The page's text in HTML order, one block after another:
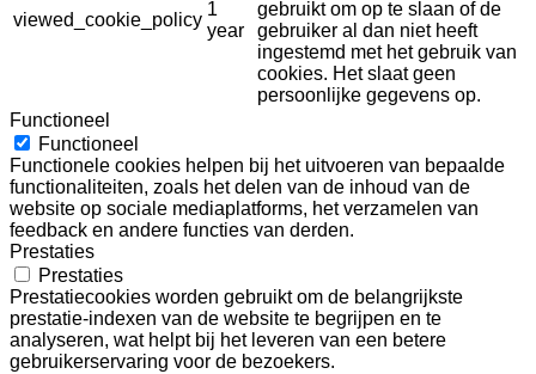
viewed_cookie_policy
1
year
gebruikt om op te slaan of de
gebruiker al dan niet heeft
ingestemd met het gebruik van
cookies. Het slaat geen
persoonlijke gegevens op.
Functioneel
Functioneel
Functionele cookies helpen bij het uitvoeren van bepaalde
functionaliteiten, zoals het delen van de inhoud van de
website op sociale mediaplatforms, het verzamelen van
feedback en andere functies van derden.
Prestaties
Prestaties
Prestatiecookies worden gebruikt om de belangrijkste
prestatie-indexen van de website te begrijpen en te
analyseren, wat helpt bij het leveren van een betere
gebruikerservaring voor de bezoekers.